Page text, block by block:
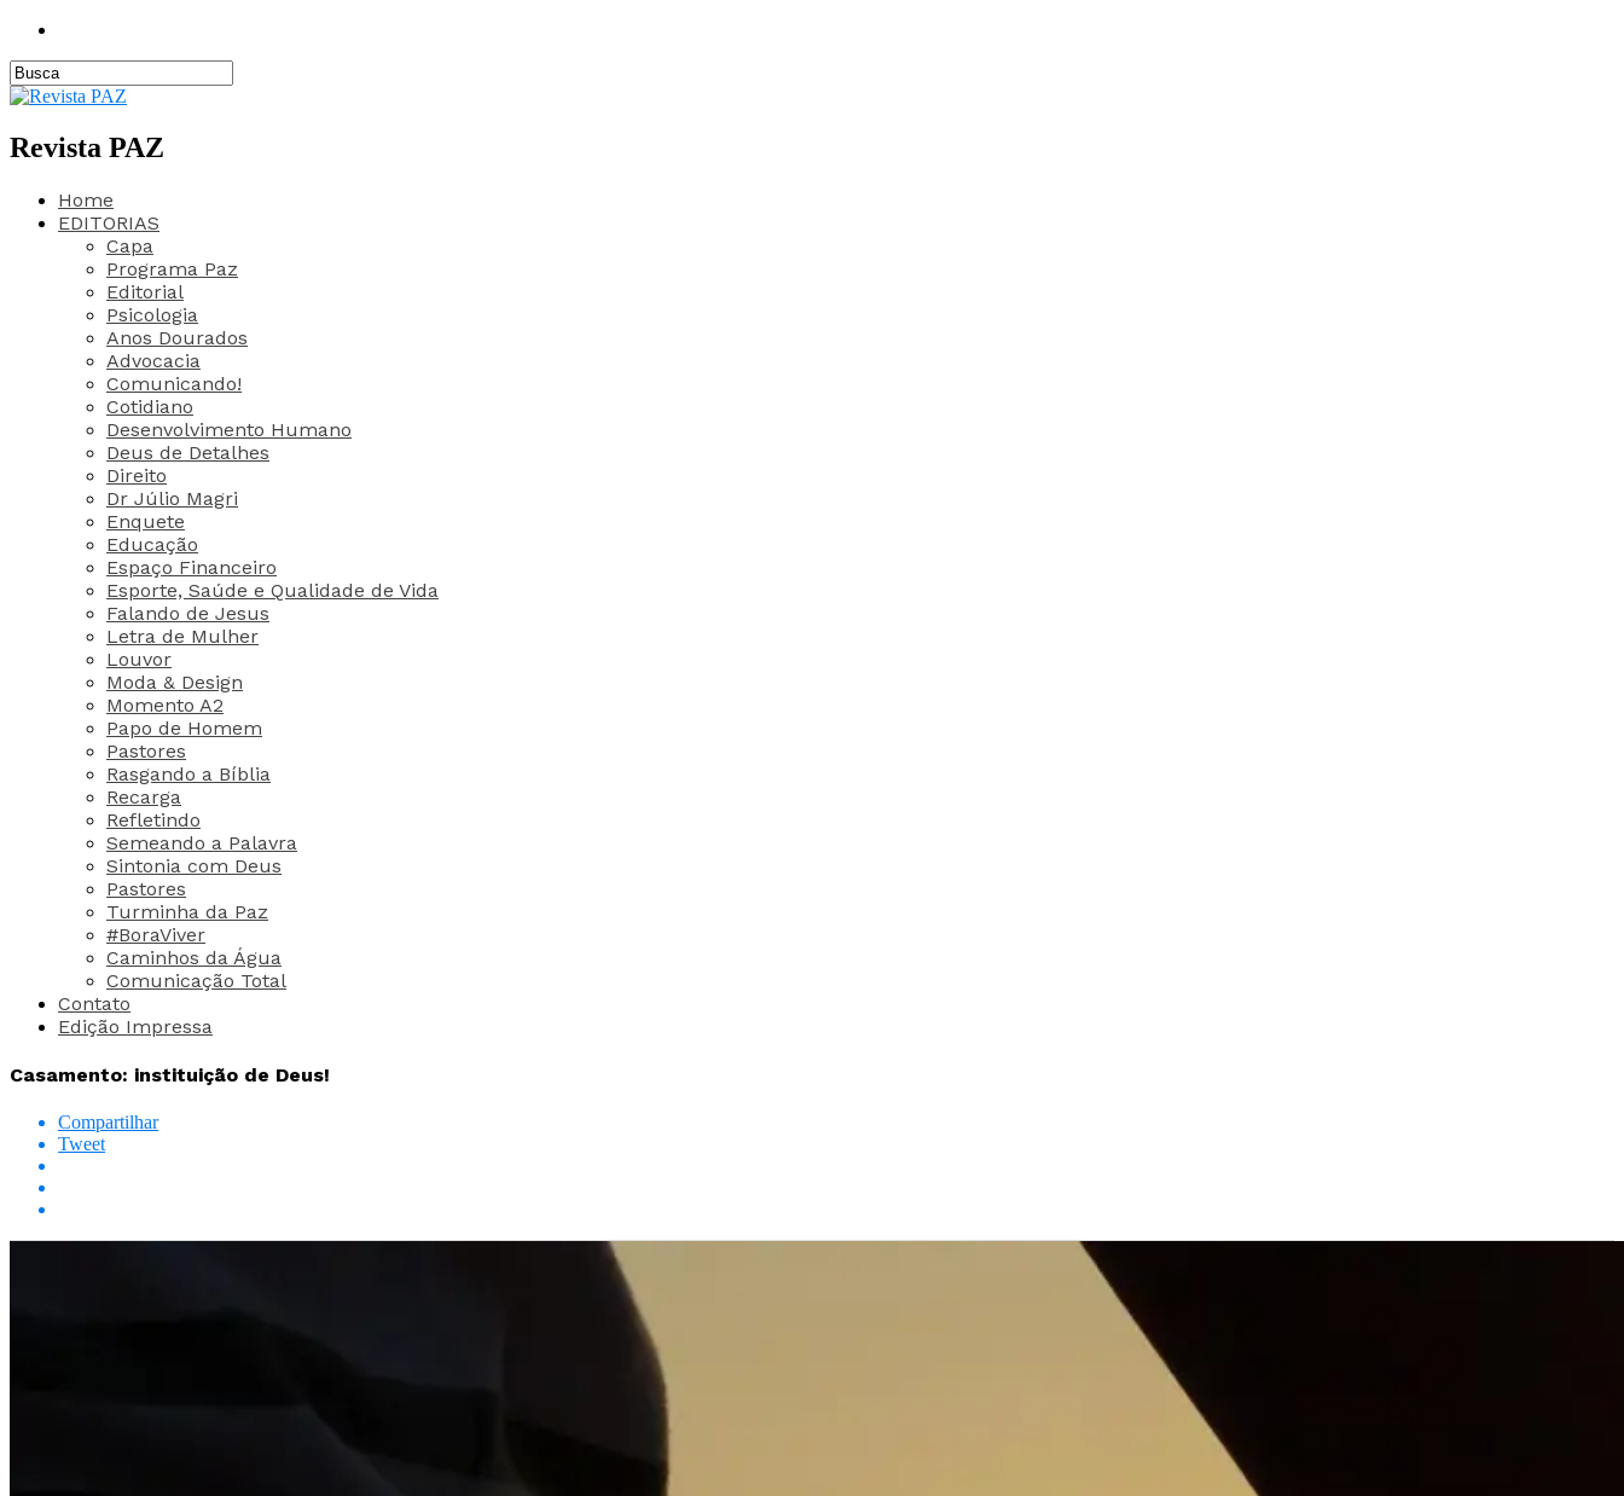
Revista PAZ
Home
EDITORIAS
Capa
Programa Paz
Editorial
Psicologia
Anos Dourados
Advocacia
Comunicando!
Cotidiano
Desenvolvimento Humano
Deus de Detalhes
Direito
Dr Júlio Magri
Enquete
Educação
Espaço Financeiro
Esporte, Saúde e Qualidade de Vida
Falando de Jesus
Letra de Mulher
Louvor
Moda & Design
Momento A2
Papo de Homem
Pastores
Rasgando a Bíblia
Recarga
Refletindo
Semeando a Palavra
Sintonia com Deus
Pastores
Turminha da Paz
#BoraViver
Caminhos da Água
Comunicação Total
Contato
Edição Impressa
Casamento: instituição de Deus!
Compartilhar
Tweet